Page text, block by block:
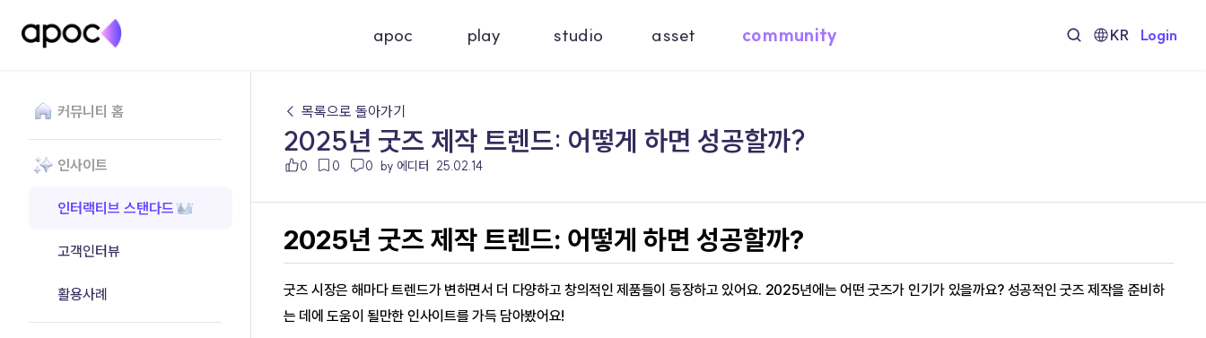
apoc play studio asset community KR Login
커뮤니티 홈
인사이트
인터랙티브 스탠다드
고객인터뷰
활용사례
← 목록으로 돌아가기
2025년 굿즈 제작 트렌드: 어떻게 하면 성공할까?
0 0 0 by 에디터 25.02.14
2025년 굿즈 제작 트렌드: 어떻게 하면 성공할까?
굿즈 시장은 해마다 트렌드가 변하면서 더 다양하고 창의적인 제품들이 등장하고 있어요. 2025년에는 어떤 굿즈가 인기가 있을까요? 성공적인 굿즈 제작을 준비하
는 데에 도움이 될만한 인사이트를 가득 담아봤어요!